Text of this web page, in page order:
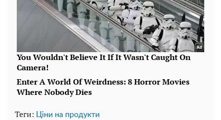
Теги:
Ціни на продукти